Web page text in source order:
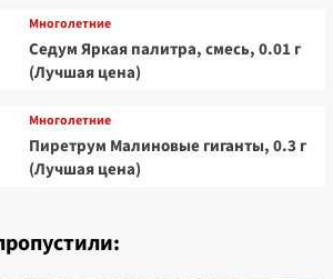
Многолетние
Седум Яркая палитра, смесь, 0.01 г
(Лучшая цена)
Многолетние
Пиретрум Малиновые гиганты, 0.3 г
(Лучшая цена)